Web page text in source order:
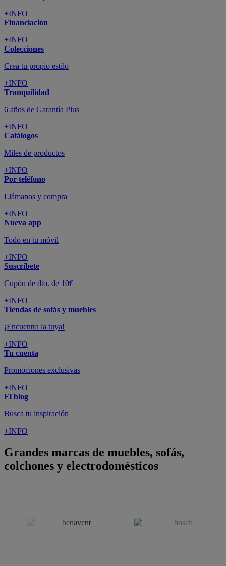
+INFO
Financiación
+INFO
Colecciones
Crea tu propio estilo
+INFO
Tranquilidad
6 años de Garantía Plus
+INFO
Catálogos
Miles de productos
+INFO
Por teléfono
Llámanos y compra
+INFO
Nueva app
Todo en tu móvil
+INFO
Suscríbete
Cupón de dto. de 10€
+INFO
Tiendas de sofás y muebles
¡Encuentra la tuya!
+INFO
Tu cuenta
Promociones exclusivas
+INFO
El blog
Busca tu inspiración
+INFO
Grandes marcas de muebles, sofás,
colchones y electrodomésticos